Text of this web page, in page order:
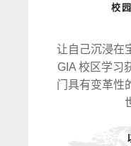
校
让自己沉浸在
GIA 校区学习
门具有变革性